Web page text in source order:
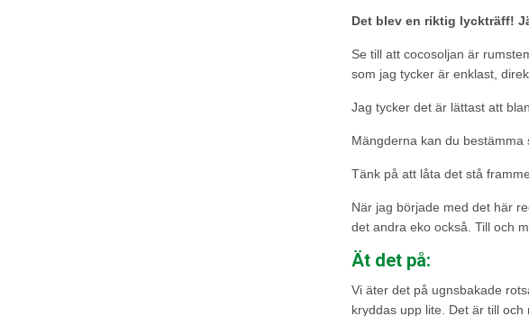
Det blev en riktig lyckträff!
Se till att cocosoljan är
som jag tycker är enklast,
Jag tycker det är lättast att
Mängderna kan du bestämma
Tänk på att låta det stå
När jag började med det här
det andra eko också. Till och
Ät det på:
Vi äter det på ugnsbakade
kryddas upp lite. Det är till